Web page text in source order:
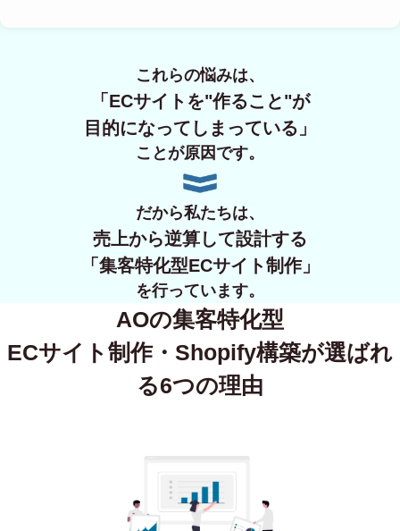
これらの悩みは、
「ECサイトを"作ること"が
目的になってしまっている」
ことが原因です。
だから私たちは、
売上から逆算して設計する
「集客特化型ECサイト制作」
を行っています。
AOの集客特化型
ECサイト制作・Shopify構築が選ばれ
る6つの理由